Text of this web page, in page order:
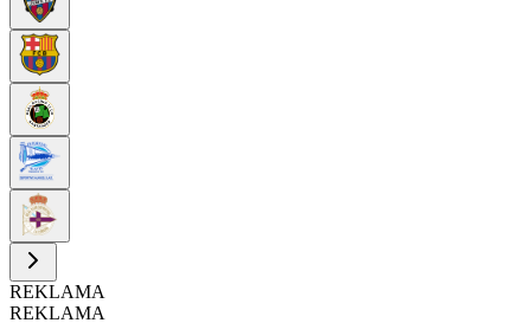
REKLAMA
REKLAMA